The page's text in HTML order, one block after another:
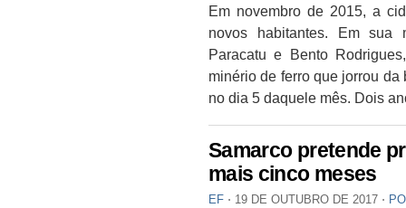
Em novembro de 2015, a
novos habitantes. Em sua
Paracatu e Bento
minério de ferro que jorrou
no dia 5 daquele mês. Dois
Samarco pretende
mais cinco meses
EF ⋅ 19 DE OUTUBRO DE 2017 ⋅